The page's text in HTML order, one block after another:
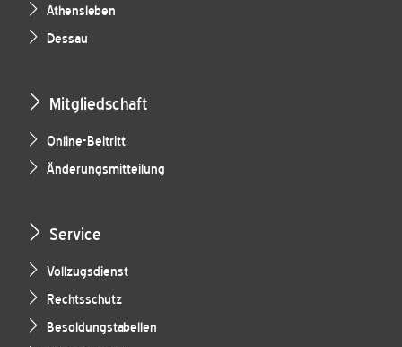
Athensleben
Dessau
Mitgliedschaft
Online-Beitritt
Änderungsmitteilung
Service
Vollzugsdienst
Rechtsschutz
Besoldungstabellen